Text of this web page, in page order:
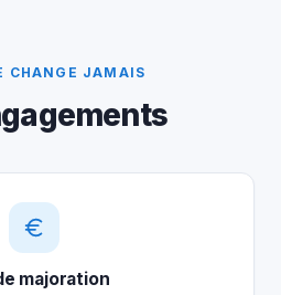
CHANGE JAMAIS
majoration